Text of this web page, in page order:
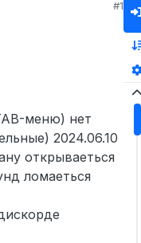
#1
меню) нет
2024.06.10
открываеться
ломаеться